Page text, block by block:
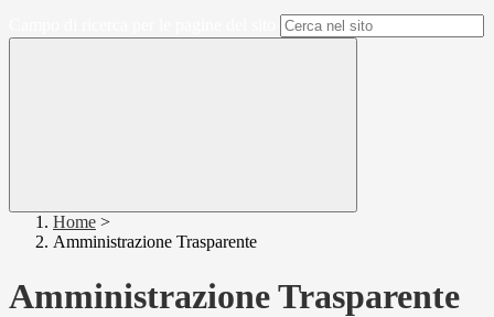
Home >
Amministrazione Trasparente
Amministrazione Trasparente